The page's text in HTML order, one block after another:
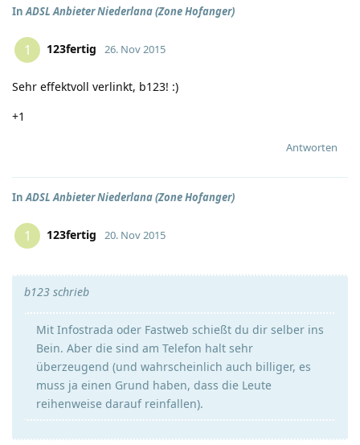
InADSL Anbieter Niederlana (Zone Hofanger)
1 123fertig 26. Nov 2015
Sehr effektvoll verlinkt, b123! :)
+1
Antworten
InADSL Anbieter Niederlana (Zone Hofanger)
1 123fertig 20. Nov 2015
b123 schrieb
Mit Infostrada oder Fastweb schießt du dir selber ins
Bein. Aber die sind am Telefon halt sehr
überzeugend (und wahrscheinlich auch billiger, es
muss ja einen Grund haben, dass die Leute
reihenweise darauf reinfallen).